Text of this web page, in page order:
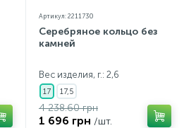
Артикул: 2211730
Серебряное кольцо без
камней
Вес изделия, г.: 2,6
17 17,5
4 238.60 грн
1 696 грн /шт.